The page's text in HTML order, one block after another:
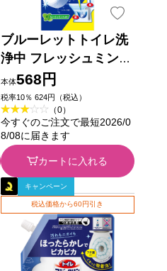
ブルーレットトイレ洗
浄中 フレッシュミント
の香り ６錠 小林製薬
本体568円
税率10％ 624円（税込）
（0）
今すぐのご注文で最短2026/0
8/08に届きます
カートに入れる
キャンペーン
税込価格から60円引き